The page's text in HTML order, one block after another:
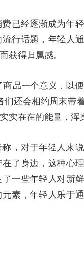
已经逐渐成为年
行话题，年轻人
获得归属感。
品一个意义，以
还会相约周末带
实在在的能量，浑
，对于年轻人来
了身边，这种心
一些年轻人对新
素，年轻人乐于